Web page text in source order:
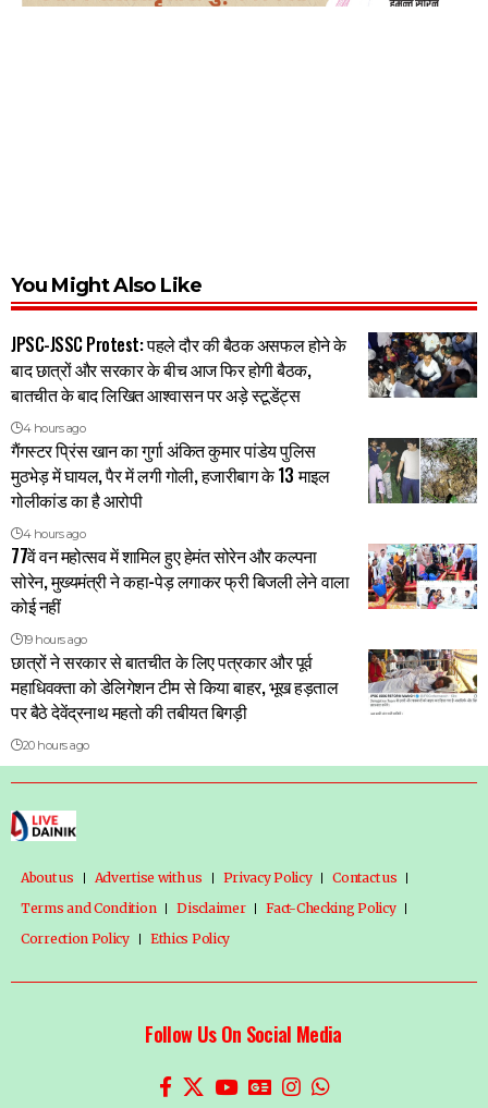
You Might Also Like
JPSC-JSSC Protest: पहले दौर की बैठक असफल होने के
बाद छात्रों और सरकार के बीच आज फिर होगी बैठक,
बातचीत के बाद लिखित आश्वासन पर अड़े स्टूडेंट्स
4 hours ago
गैंगस्टर प्रिंस खान का गुर्गा अंकित कुमार पांडेय पुलिस
मुठभेड़ में घायल, पैर में लगी गोली, हजारीबाग के 13 माइल
गोलीकांड का है आरोपी
4 hours ago
77वें वन महोत्सव में शामिल हुए हेमंत सोरेन और कल्पना
सोरेन, मुख्यमंत्री ने कहा-पेड़ लगाकर फ्री बिजली लेने वाला
कोई नहीं
19 hours ago
छात्रों ने सरकार से बातचीत के लिए पत्रकार और पूर्व
महाधिवक्ता को डेलिगेशन टीम से किया बाहर, भूख हड़ताल
पर बैठे देवेंद्रनाथ महतो की तबीयत बिगड़ी
20 hours ago
About us Advertise with us Privacy Policy
Contact us
Terms and Condition
Disclaimer
Fact-Checking Policy
Correction Policy
Ethics Policy
Follow Us On Social Media